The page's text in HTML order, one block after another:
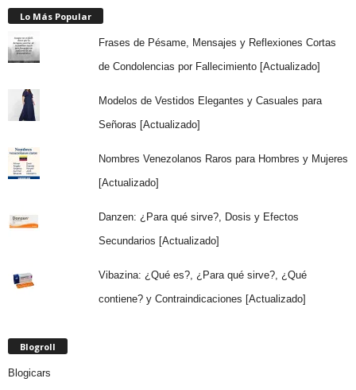
Lo Más Popular
Frases de Pésame, Mensajes y Reflexiones Cortas
de Condolencias por Fallecimiento [Actualizado]
Modelos de Vestidos Elegantes y Casuales para
Señoras [Actualizado]
Nombres Venezolanos Raros para Hombres y Mujeres
[Actualizado]
Danzen: ¿Para qué sirve?, Dosis y Efectos
Secundarios [Actualizado]
Vibazina: ¿Qué es?, ¿Para qué sirve?, ¿Qué
contiene? y Contraindicaciones [Actualizado]
Blogroll
Blogicars